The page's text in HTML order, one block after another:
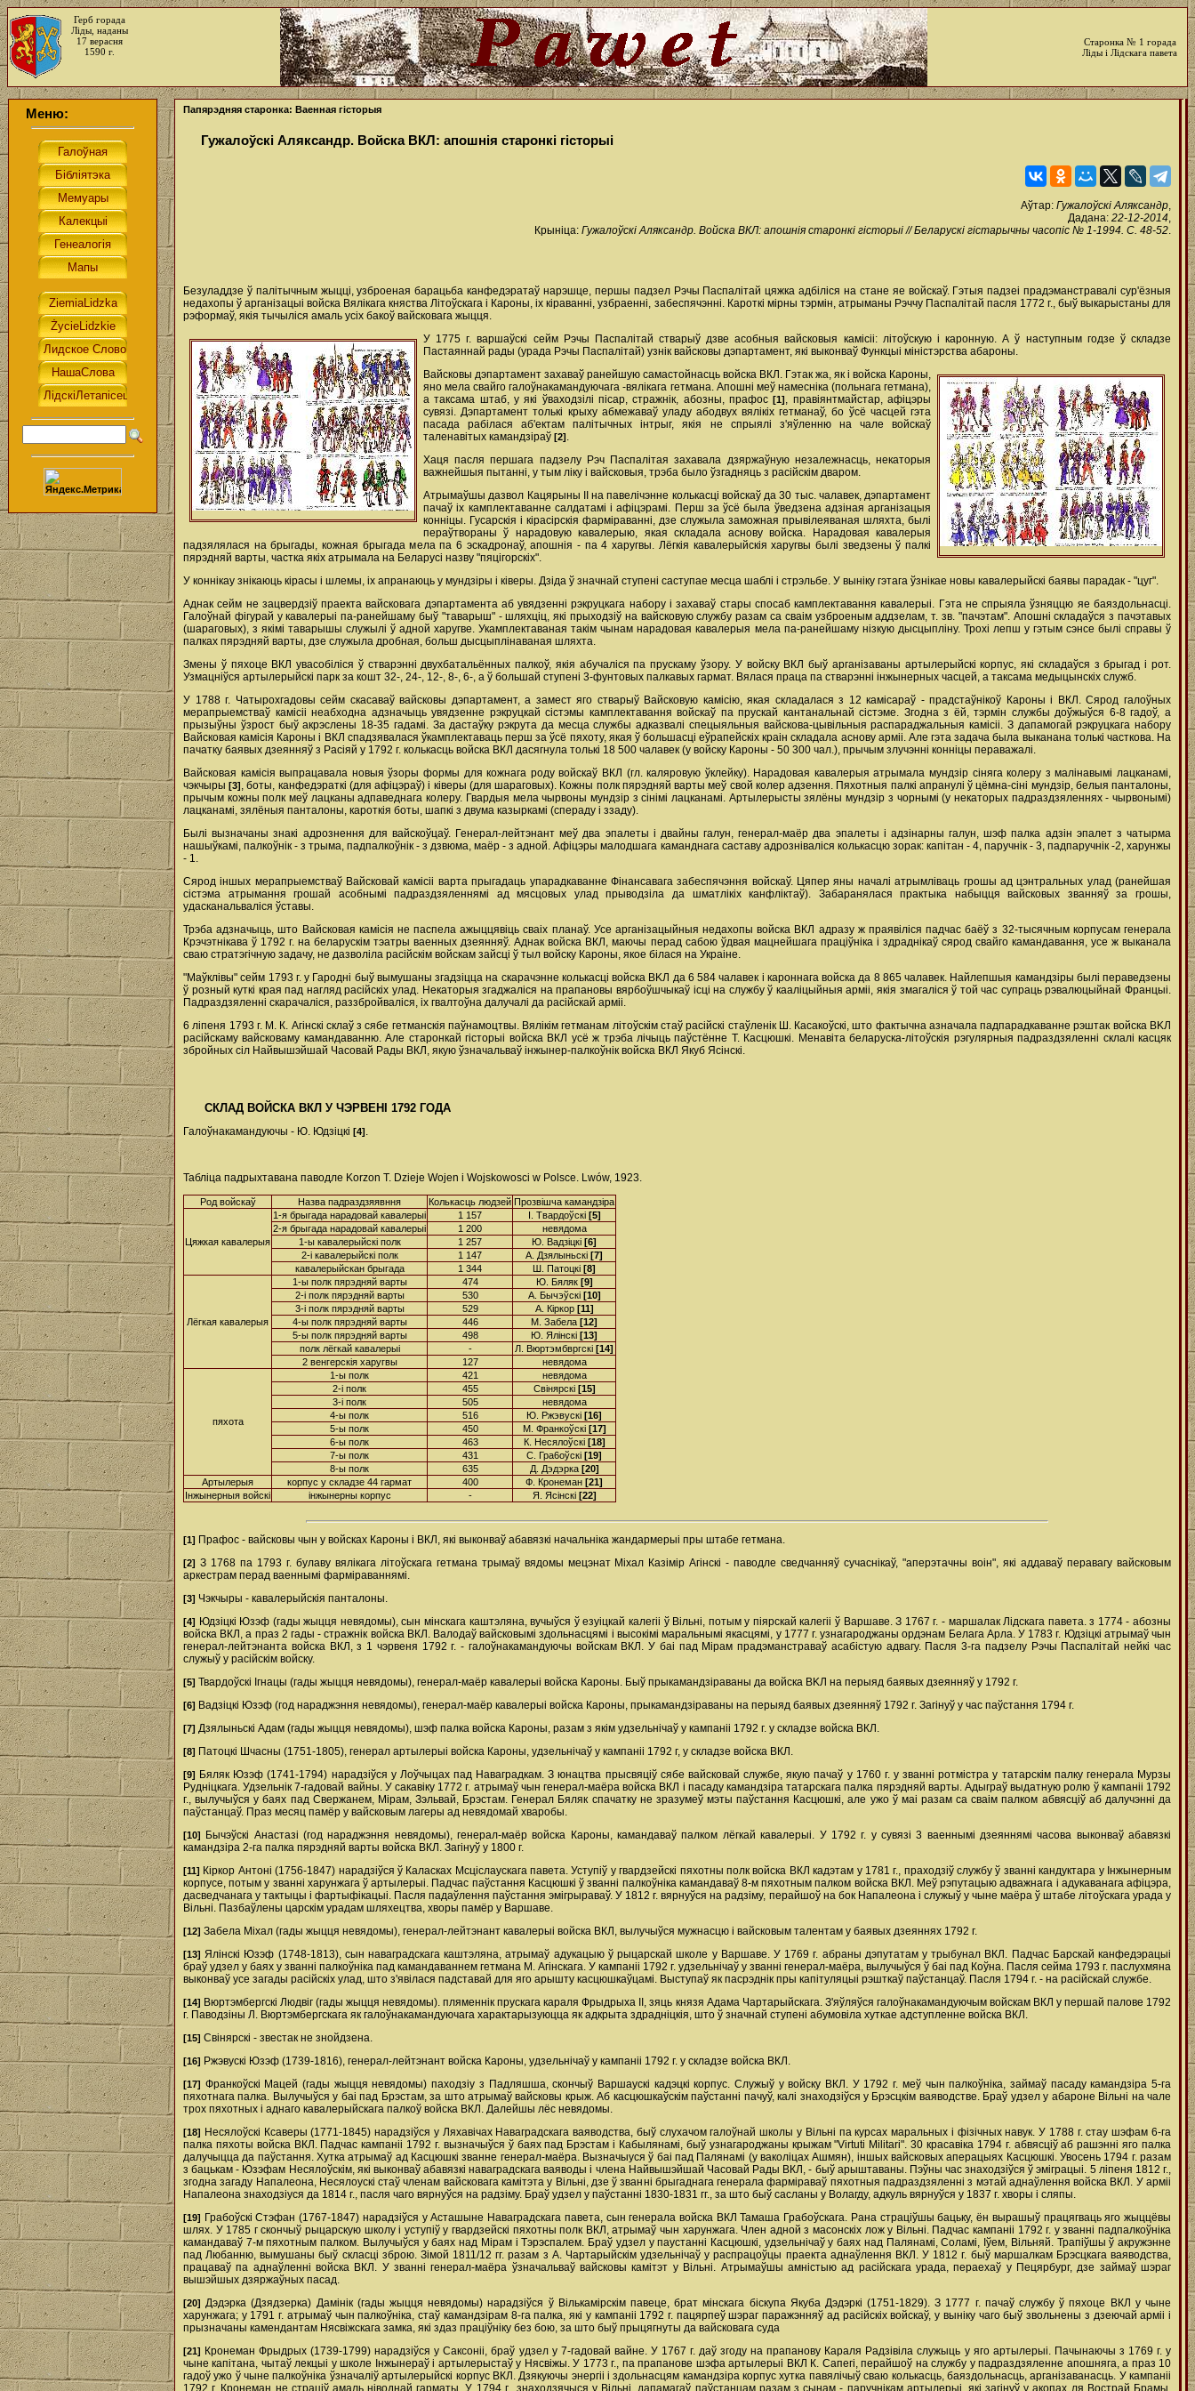
Герб горада
Ліды, наданы
17 верасня
1590 г.
Старонка № 1 горада
Ліды і Лідскага павета
Меню: Папярэдняя старонка: Ваенная гісторыя
Гужалоўскі Аляксандр. Войска ВКЛ: апошнія старонкі гісторыі
Аўтар: Гужалоўскі Аляксандр,
Дадана: 22-12-2014,
Крыніца: Гужалоўскі Аляксандр. Войска ВКЛ: апошнія старонкі гісторыі // Беларускі гістарычны часопіс № 1-1994. С. 48-52.
Безуладдзе ў палітычным жыцці, узброеная барацьба канфедэратаў нарэшце, першы падзел Рэчы Паспалітай цяжка адбіліся на стане яе войскаў. Гэтыя падзеі прадэманстравалі сур'ёзныя
недахопы ў арганізацыі войска Вялікага княства Літоўскага i Кароны, ix кіраванні, узбраенні, забеспячэнні. Кароткі мірны тэрмін, атрыманы Рэччу Паспалітай пасля 1772 г., быў выкарыстаны для
рэформаў, якія тычыліся амаль усіх бакоў вайсковага жыцця.
У 1775 г. варшаўскі сейм Рэчы Паспалітай стварыў дзве асобныя вайсковыя камісіі: літоўскую i каронную. А ў наступным годзе ў складзе
Пастаяннай рады (урада Рэчы Паспалітай) узнік вайсковы дэпартамент, які выконваў Функцыі міністэрства абароны.
Вайсковы дэпартамент захаваў ранейшую самастойнасць войска ВКЛ. Гэтак жа, як i войска Кароны,
яно мела свайго галоўнакамандуючага -вялікага гетмана. Апошні меў намесніка (польнага гетмана),
а таксама штаб, у які ўваходзілі пісар, стражнік, абозны, прафос[1], правіянтмайстар, афіцэры
сувязі. Дэпартамент толькі крыху абмежаваў уладу абодвух вялікіх гетманаў, бо ўсё часцей гэта
пасада рабілася аб'ектам палітычных інтрыг, якія не спрыялі з'яўленню на чале войскаў
таленавітых камандзіраў [2].
Хаця пасля першага падзелу Рэч Паспалітая захавала дзяржаўную незалежнасць, некаторыя
важнейшыя пытанні, у тым ліку i вайсковыя, трэба было ўзгадняць з расійскім дваром.
Атрымаўшы дазвол Кацярыны II на павелічэнне колькасці войскаў да 30 тыс. чалавек, дэпартамент
пачаў ix камплектаванне салдатамі i афіцэрамі. Перш за ўсё была ўведзена адзіная арганізацыя
конніцы. Гусарскія i кірасірскія фарміраванні, дзе служыла заможная прывілеяваная шляхта, былі
пераўтвораны ў нарадовую кавалерыю, якая складала аснову войска. Нарадовая кавалерыя
падзялялася на брыгады, кожная брыгада мела па 6 эскадронаў, апошнія - па 4 харугвы. Лёгкія кавалерыйскія харугвы былі зведзены ў палкі
пярэдняй варты, частка якіх атрымала на Беларусі назву "пяцігорскіх".
У коннікау знікаюць кірасы і шлемы, ix апранаюць у мундзіры і ківеры. Дзіда ў значнай ступені саступае месца шаблі i стрэльбе. У выніку гэтага ўзнікае новы кавалерыйскі баявы парадак - "цуг".
Аднак сейм не зацвердзіў праекта вайсковага дэпартамента аб увядзенні рэкруцкага набору i захаваў стары спосаб камплектавання кавалерыі. Гэта не спрыяла ўзняццю яе баяздольнасці.
Галоўнай фігурай у кавалерыі па-ранейшаму быў "таварыш" - шляхціц, які прыходзіў на вайсковую службу разам ca сваім узброеным аддзелам, т. зв. "пачэтам". Апошні складаўся з пачэтавых
(шараговых), з якімі таварышы служылі ў адной харугве. Укамплектаваная такім чынам нарадовая кавалерыя мела па-ранейшаму нізкую дысцыпліну. Трохі лепш у гэтым сэнсе былі справы ў
палках пярэдняй варты, дзе служыла дробная, больш дысцыплінаваная шляхта.
Змены ў пяхоце ВКЛ увасобіліся ў стварэнні двухбатальённых палкоў, якія абучаліся па прускаму ўзору. У войску ВКЛ быў арганізаваны артылерыйскі корпус, які складаўся з брыгад i рот.
Узмацніўся артылерыйскі парк за кошт 32-, 24-, 12-, 8-, 6-, а ў большай ступені 3-фунтовых палкавых гармат. Вялася праца па стварэнні інжынерных часцей, а таксама медыцынскіх служб.
У 1788 г. Чатырохгадовы сейм скасаваў вайсковы дэпартамент, а замест яго стварыў Вайсковую камісію, якая складалася з 12 камісараў - прадстаўнікоў Кароны i ВКЛ. Сярод галоўных
мерапрыемстваў камісіі неабходна адзначыць увядзенне рэкруцкай сістэмы камплектавання войскаў па прускай кантанальнай сістэме. Згодна з ёй, тэрмін службы доўжыўся 6-8 гадоў, а
прызыўны ўзрост быў акрэслены 18-35 гадамі. За дастаўку рэкрута да месца службы адказвалі спецыяльныя вайскова-цывільныя распараджальныя камісіі. З дапамогай рэкруцкага набору
Вайсковая камісія Кароны i ВКЛ спадзявалася ўкамплектаваць перш за ўсё пяхоту, якая ў большасці еўрапейскіх краін складала аснову арміі. Але гэта задача была выканана толькі часткова. На
пачатку баявых дзеянняў з Расіяй у 1792 г. колькасць войска ВКЛ дасягнула толькі 18 500 чалавек (у войску Кароны - 50 300 чал.), прычым злучэнні конніцы пераважалі.
Вайсковая камісія выпрацавала новыя ўзоры формы для кожнага роду войскаў ВКЛ (гл. каляровую ўклейку). Нарадовая кавалерыя атрымала мундзір сіняга колеру з малінавымі лацканамі,
чэкчыpы[3], боты, канфедэраткі (для афіцэраў) i ківеры (для шараговых). Кожны полк пярэдняй варты меў свой колер адзення. Пяхотныя палкі апранулі ў цёмна-сіні мундзір, белыя панталоны,
прычым кожны полк меў лацканы адпаведнага колеру. Гвардыя мела чырвоны мундзір з сінімі лацканамі. Артылерысты зялёны мундзір з чорнымі (у некаторых падраздзяленнях - чырвонымі)
лацканамі, зялёныя панталоны, кароткія боты, шапкі з двума казыркамі (спераду і ззаду).
Былі вызначаны знакі адрознення для вайскоўцаў. Генерал-лейтэнант меў два эпалеты i двайны галун, генерал-маёр два эпалеты i адзінарны галун, шэф палка адзін эпалет з чатырма
нашыўкамі, палкоўнік - з трыма, падпалкоўнік - з дзвюма, маёр - з адной. Афіцэры малодшага каманднага саставу адрозніваліся колькасцю зорак: капітан - 4, паручнік - 3, падпаручнік -2, харунжы
- 1.
Сярод іншых мерапрыемстваў Вайсковай камісіі варта прыгадаць упарадкаванне Фінансавага забеспячэння войскаў. Цяпер яны началі атрымліваць грошы ад цэнтральных улад (ранейшая
сістэма атрымання грошай асобнымі падраздзяленнямі ад мясцовых улад прыводзіла да шматлікіх канфліктаў). Забаранялася практыка набыцця вайсковых званняў за грошы,
удасканальваліся ўставы.
Трэба адзначыць, што Вайсковая камісія не паспела ажыццявіць сваіх планаў. Усе арганізацыйныя недахопы войска ВКЛ адразу ж праявіліся падчас баёў з 32-тысячным корпусам генерала
Крэчэтнікава ў 1792 г. на беларускім тэатры ваенных дзеянняў. Аднак войска ВКЛ, маючы перад сабою ўдвая мацнейшага праціўніка і здраднікаў сярод свайго камандавання, усе ж выканала
сваю стратэгічную задачу, не дазволіла расійскім войскам зайсці ў тыл войску Кароны, якое білася на Украіне.
"Маўклівы" сейм 1793 г. у Гародні быў вымушаны згадзіцца на скарачэнне колькасці войска BKЛ да 6 584 чалавек i кароннага войска да 8 865 чалавек. Найлепшыя камандзіры былі пераведзены
ў розный куткі края пад нагляд расійскіх улад. Некаторыя згаджаліся на прапановы вярбоўшчыкаў ісці на службу ў кааліцыйныя арміі, якія змагаліся ў той час супраць рэвалюцыйнай Францыі.
Падраздзяленні скарачаліся, раззбройваліся, ix гвалтоўна далучалі да расійскай арміі.
6 ліпеня 1793 г. М. К. Агінскі склаў з сябе гетманскія паўнамоцтвы. Вялікім гетманам літоўскім стаў расійскі стаўленік Ш. Касакоўскі, што фактычна азначала падпарадкаванне рэштак войска BKЛ
расійскаму вайсковаму камандаванню. Але старонкай гісторыі войска ВКЛ усё ж трэба лічыць паўстённе Т. Касцюшкі. Менавіта беларуска-літоўскія рэгулярныя падраздзяленні склалі касцяк
збройных сіл Найвышэйшай Часовай Рады ВКЛ, якую ўзначальваў інжынер-палкоўнік войска ВКЛ Якуб Ясінскі.
СКЛАД ВОЙСКА ВКЛ У ЧЭРВЕНІ 1792 ГОДА
Галоўнакамандуючы - Ю. Юдзіцкі [4].
Табліца падрыхтавана паводле Korzon Т. Dzieje Wojen i Wojskowosci w Polsce. Lwów, 1923.
Род войскаў Назва падраздзяявння Колькасць людзей Прозвішча камандзіра
Цяжкая кавалерыя
1-я брыгада нарадовай кавалерыі 1 157 І. Твардоўскі [5]
2-я брыгада нарадовай кавалерыі
1 200
невядома
1-ы кавалерыйскі полк
1 257 Ю. Вадзіцкі [6]
2-і кавалерыйскі полк
1 147 А. Дзялыньскі [7]
кавалерыйскан брыгада
1 344 Ш. Патоцкі [8]
Лёгкая кавалерыя
1-ы полк пярэдняй варты 474 Ю. Бяляк [9]
2-і полк пярэдняй варты
530 А. Бычэўскі [10]
3-і полк пярэдняй варты
529 А. Кіркор [11]
4-ы полк пярэдняй варты
446 М. Забела [12]
5-ы полк пярэдняй варты
498 Ю. Ялінскі [13]
полк лёгкай кавалерыі
- Л. Вюртэмбвргскі [14]
2 венгерскія харугвы
127 невядома
пяхота
1-ы полк 421
невядома
2-і полк
455 Свінярскі [15]
3-і полк
505
невядома
4-ы полк
516 Ю. Ржэвускі [16]
5-ы полк
450 М. Франкоўскі [17]
6-ы полк
463 К. Несялоўскі [18]
7-ы полк
431 С. Гра6оўскі [19]
8-ы полк
635 Д. Дэдэрка [20]
Артылерыя
корпус у складзе 44 гармат 400 Ф. Кронеман [21]
Інжынерныя войскі
інжынерны корпус - Я. Ясінскі [22]
[1] Прафос - вайсковы чын у войсках Кароны і ВКЛ, які выконваў абавязкі начальніка жандармерыі пры штабе гетмана.
[2] З 1768 па 1793 г. булаву вялікага літоўскага гетмана трымаў вядомы мецэнат Міхал Казімір Агінскі - паводле сведчанняў сучаснікаў, "аперэтачны воін", які аддаваў перавагу вайсковым
аркестрам перад ваеннымі фарміраваннямі.
[3] Чэкчыры - кавалерыйскія панталоны.
[4] Юдзіцкі Юзэф (гады жыцця невядомы), сын мінскага каштэляна, вучыўся ў езуіцкай калегіі ў Вільні, потым у піярскай калегіі ў Варшаве. З 1767 г. - маршалак Лідскага павета. з 1774 - абозны
войска ВКЛ, а праз 2 гады - стражнік войска ВКЛ. Валодаў вайсковымі здольнасцямі i высокімі маральнымі якасцямі, у 1777 г. узнагароджаны ордэнам Белага Арла. У 1783 г. Юдзіцкі атрымаў чын
генерал-лейтэнанта войска ВКЛ, з 1 чэрвеня 1792 г. - галоўнакамандуючы войскам ВКЛ. У баі пад Мірам прадэманстраваў асабістую адвагу. Пасля 3-га падзелу Рэчы Паспалітай нейкі час
служыў у расійскім войску.
[5] Твардоўскі Ігнацы (гады жыцця невядомы), генерал-маёр кавалерыі войска Кароны. Быў прыкамандзіраваны да войска BKЛ на перыяд баявых дзеянняў у 1792 г.
[6] Вадзіцкі Юзэф (год нараджэння невядомы), генерал-маёр кавалерыі войска Кароны, прыкамандзіраваны на перыяд баявых дзеянняў 1792 г. Загінуў у час паўстання 1794 г.
[7] Дзялыньскі Адам (гады жыцця невядомы), шэф палка войска Кароны, разам з якім удзельнічаў у кампаніі 1792 г. у складзе войска ВКЛ.
[8] Патоцкі Шчасны (1751-1805), генерал артылерыі войска Кароны, удзельнічаў у кампаніі 1792 г, у складзе войска ВКЛ.
[9] Бяляк Юзэф (1741-1794) нарадзіўся у Лоўчыцах пад Наваградкам. З юнацтва прысвяціў сябе вайсковай службе, якую пачаў у 1760 г. у званні ротмістра у татарскім палку генерала Мурзы
Рудніцкага. Удзельнік 7-гадовай вайны. У сакавіку 1772 г. атрымаў чын генерал-маёра войска ВКЛ і пасаду камандзіра татарскага палка пярэдняй варты. Адыграў выдатную ролю ў кампаніі 1792
г., вылучыўся у баях пад Свержанем, Мірам, Зэльвай, Брэстам. Генерал Бяляк спачатку не зразумеў мэты паўстання Касцюшкі, але ужо ў маі разам са сваім палком абвясціў аб далучэнні да
паўстанцаў. Праз месяц памёр у вайсковым лагеры ад невядомай хваробы.
[10]
Бычэўскі Анастазі (год нараджэння невядомы), генерал-маёр войска Кароны, камандаваў палком лёгкай кавалерыі. У 1792 г. у сувязі 3 ваеннымі дзеяннямі часова выконваў абавязкі
камандзіра 2-га палка пярэдняй варты войска ВКЛ. Загінуў у 1800 г.
[11] Кіркор Антоні (1756-1847) нарадзіўся ў Каласках Мсціслаускага павета. Уступіў у гвардзейскі пяхотны полк войска ВКЛ кадэтам у 1781 г., праходзіў службу ў званні кандуктара у Інжынерным
корпусе, потым у званні харунжага ў артылерыі. Падчас паўстання Касцюшкі ў званні палкоўніка камандаваў 8-м пяхотным палком войска ВКЛ. Меў рэпутацыю адважнага і адукаванага афіцэра,
дасведчанага у тактыцы i фартыфікацыі. Пасля падаўлення паўстання эмігрыраваў. У 1812 г. вярнуўся на радзіму, перайшоў на бок Напалеона і служыў у чыне маёра ў штабе літоўскага урада у
Вільні. Пазбаўлены царскім урадам шляхецтва, хворы памёр у Варшаве.
[12] Забела Міхал (гады жыцця невядомы), генерал-лейтэнант кавалерыі войска ВКЛ, вылучыўся мужнасцю і вайсковым талентам у баявых дзеяннях 1792 г.
[13] Ялінскі Юзэф (1748-1813), сын наваградскага каштэляна, атрымаў адукацыю ў рыцарскай школе у Варшаве. У 1769 г. абраны дэпутатам у трыбунал ВКЛ. Падчас Барскай канфедэрацыі
браў удзел у баях у званні палкоўніка пад камандаваннем гетмана М. Агінскага. У кампаніі 1792 г. удзельнічаў у званні генерал-маёра, вылучыўся ў баі пад Коўна. Пасля сейма 1793 г. паслухмяна
выконваў усе загады расійскіх улад, што з'явілася падставай для яго арышту касцюшкаўцамі. Выступаў як пасрэднік пры капітуляцыі рэшткаў паўстанцаў. Пасля 1794 г. - на расійскай службе.
[14] Вюртэмбергскі Людвіг (гады жыцця невядомы). пляменнік прускага караля Фрыдрыха II, зяць князя Адама Чартарыйскага. З'яўляўся галоўнакамандуючым войскам ВКЛ у першай палове 1792
г. Паводзіны Л. Вюртэмбергскага як галоўнакамандуючага характарызуюцца як адкрыта здрадніцкія, што ў значнай ступені абумовіла хуткае адступленне войска ВКЛ.
[15] Свінярскі - звестак не знойдзена.
[16] Ржэвускі Юзэф (1739-1816), генерал-лейтэнант войска Кароны, удзельнічаў у кампаніі 1792 г. у складзе войска ВКЛ.
[17] Франкоўскі Мацей (гады жыцця невядомы) паходзіу з Падляшша, скончыў Варшаускі кадэцкі корпус. Служыў у войску ВКЛ. У 1792 г. меў чын палкоўніка, займаў пасаду камандзіра 5-га
пяхотнага палка. Вылучыўся у баі пад Брэстам, за што атрымаў вайсковы крыж. Аб касцюшкаўскім паўстанні пачуў, калі знаходзіўся у Брэсцкім ваяводстве. Браў удзел у абароне Вільні на чале
трох пяхотных і аднаго кавалерыйскага палкоў войска ВКЛ. Далейшы лёс невядомы.
[18] Несялоўскі Ксаверы (1771-1845) нарадзіўся у Ляхавічах Наваградскага ваяводства, быў слухачом галоўнай школы у Вільні па курсах маральных i фізічных навук. У 1788 г. стау шэфам 6-га
палка пяхоты войска ВКЛ. Падчас кампаніі 1792 г. вызначыўся ў баях пад Брэстам і Кабылянамі, быў узнагароджаны крыжам "Virtuti Militari". 30 красавіка 1794 г. абвясціў аб рашэнні яго палка
далучыцца да паўстання. Хутка атрымаў ад Касцюшкі званне генерал-маёра. Вызначыуся ў баі пад Палянамі (у ваколіцах Ашмян), іншых вайсковых аперацыях Касцюшкі. Увосень 1794 г. разам
з бацькам - Юзэфам Несялоўскім, які выконваў абавязкі наваградскага ваяводы і члена Найвышэйшай Часовай Рады ВКЛ, - быў арыштаваны. Пэўны час знаходзіўся ў эміграцыі. 5 ліпеня 1812 г.,
згодна загаду Напалеона, Несялоускі стаў членам вайсковага камітэта у Вільні, дзе ў званні брыгаднага генерала фарміраваў пяхотныя падраздзяленні з мэтай аднаўлення войска ВКЛ. У арміі
Напалеона знаходзіуся да 1814 г., пасля чаго вярнуўся на радзіму. Браў удзел у паўстанні 1830-1831 гг., за што быў сасланы у Волагду, адкуль вярнуўся у 1837 г. хворы і сляпы.
[19] Грабоўскі Стэфан (1767-1847) нарадзіўся у Асташыне Наваградскага павета, сын генерала войска ВКЛ Тамаша Грабоўскага. Рана страціўшы бацьку, ён вырашыў працягваць яго жыццёвы
шлях. У 1785 г скончыў рыцарскую школу і уступіў у гвардзейскі пяхотны полк ВКЛ, атрымаў чын харунжага. Член адной з масонскіх лож у Вільні. Падчас кампаніі 1792 г. у званні падпалкоўніка
камандаваў 7-м пяхотным палком. Вылучыўся у баях над Мірам і Тэрэспалем. Браў удзел у паустанні Касцюшкі, удзельнічаў у баях над Палянамі, Соламі, Іўем, Вільняй. Трапіўшы ў акружэнне
пад Любанню, вымушаны быў скласці зброю. Зімой 1811/12 гг. разам з А. Чартарыйскім удзельнічаў у распрацоўцы праекта аднаўлення ВКЛ. У 1812 г. быў маршалкам Брэсцкага ваяводства,
працаваў па аднаўленні войска ВКЛ. У званні генерал-маёра ўзначальваў вайсковы камітэт у Вільні. Атрымаўшы амністыю ад расійскага урада, пераехаў у Пецярбург, дзе займаў шэраг
вышэйшых дзяржаўных пасад.
[20] Дэдэрка (Дзядзерка) Дамінік (гады жыцця невядомы) нарадзіўся ў Вількамірскім павеце, брат мінскага біскупа Якуба Дэдэркі (1751-1829). З 1777 г. пачаў службу ў пяхоце ВКЛ у чыне
харунжага; у 1791 г. атрымаў чын палкоўніка, стаў камандзірам 8-га палка, які у кампаніі 1792 г. пацярпеў шэраг паражэнняў ад расійскіх войскаў, у выніку чаго быў звольнены з дзеючай арміі i
прызначаны камендантам Нясвіжскага замка, які здаз праціўніку без бою, за што быў прыцягнуты да вайсковага суда
[21] Кронеман Фрыдрых (1739-1799) нарадзіўся у Саксоніі, браў удзел у 7-гадовай вайне. У 1767 г. даў згоду на прапанову Караля Радзівіла служыць у яго артылерыі. Пачынаючы з 1769 г. у
чыне капітана, чытаў лекцыі у школе Інжынераў і артылерыстаў у Нясвіжы. У 1773 г., па прапанове шэфа артылерыі ВКЛ К. Сапегі, перайшоў на службу у падраздзяленне апошняга, а праз 10
гадоў ужо ў чыне палкоўніка ўзначаліў артылерыйскі корпус ВКЛ. Дзякуючы энергіі і здольнасцям камандзіра корпус хутка павялічыў сваю колькасць, баяздольнасць, арганізаванасць. У кампаніі
1792 г. Кронеман не страціў амаль ніводнай гарматы. У 1794 г., знаходзячыся у Вільні, дапамагаў паўстанцам разам з сынам - паручнікам артылерыі, які загінуў у акопах ля Вострай Брамы.